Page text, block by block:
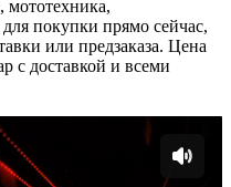
мототехника,
покупки прямо сейчас,
или предзаказа. Цена
с доставкой и всеми